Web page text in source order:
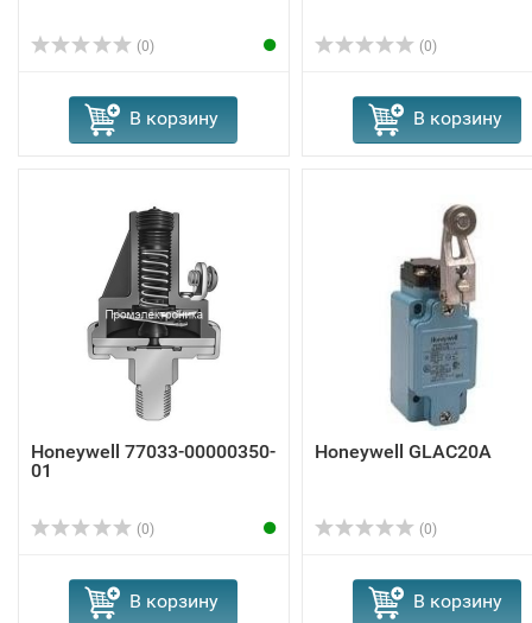
(0)
В корзину
(0)
В корзину
Honeywell 77033-00000350-
01
(0)
В корзину
Honeywell GLAC20A
(0)
В корзину